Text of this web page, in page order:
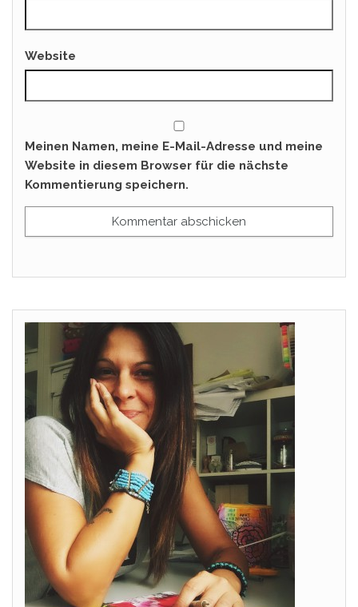
Website
Meinen Namen, meine E-Mail-Adresse und meine
Website in diesem Browser für die nächste
Kommentierung speichern.